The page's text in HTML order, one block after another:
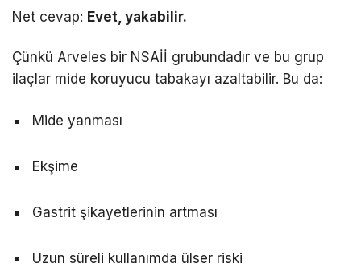
Net cevap: Evet, yakabilir.
Çünkü Arveles bir NSAİİ grubundadır ve bu grup
ilaçlar mide koruyucu tabakayı azaltabilir. Bu da:
Mide yanması
Ekşime
Gastrit şikayetlerinin artması
Uzun süreli kullanımda ülser riski